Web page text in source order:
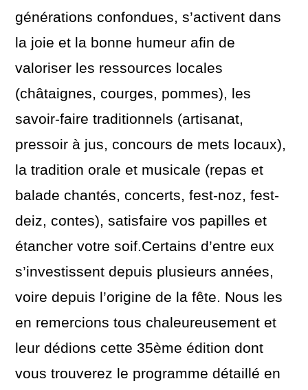
générations confondues, s’activent dans
la joie et la bonne humeur afin de
valoriser les ressources locales
(châtaignes, courges, pommes), les
savoir-faire traditionnels (artisanat,
pressoir à jus, concours de mets locaux),
la tradition orale et musicale (repas et
balade chantés, concerts, fest-noz, fest-
deiz, contes), satisfaire vos papilles et
étancher votre soif.Certains d’entre eux
s’investissent depuis plusieurs années,
voire depuis l’origine de la fête. Nous les
en remercions tous chaleureusement et
leur dédions cette 35ème édition dont
vous trouverez le programme détaillé en